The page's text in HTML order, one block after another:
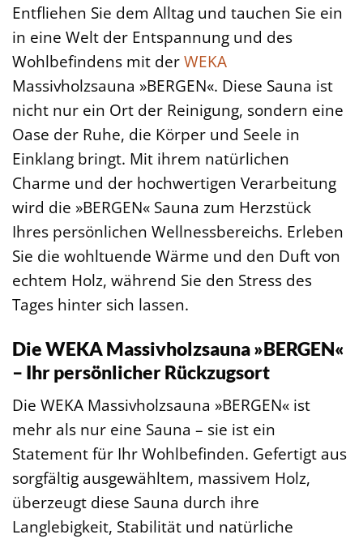
Entfliehen Sie dem Alltag und tauchen Sie ein
in eine Welt der Entspannung und des
Wohlbefindens mit derWEKA
Massivholzsauna »BERGEN«. Diese Sauna ist
nicht nur ein Ort der Reinigung, sondern eine
Oase der Ruhe, die Körper und Seele in
Einklang bringt. Mit ihrem natürlichen
Charme und der hochwertigen Verarbeitung
wird die »BERGEN« Sauna zum Herzstück
Ihres persönlichen Wellnessbereichs. Erleben
Sie die wohltuende Wärme und den Duft von
echtem Holz, während Sie den Stress des
Tages hinter sich lassen.
Die WEKA Massivholzsauna »BERGEN«
– Ihr persönlicher Rückzugsort
Die WEKA Massivholzsauna »BERGEN« ist
mehr als nur eine Sauna – sie ist ein
Statement für Ihr Wohlbefinden. Gefertigt aus
sorgfältig ausgewähltem, massivem Holz,
überzeugt diese Sauna durch ihre
Langlebigkeit, Stabilität und natürliche